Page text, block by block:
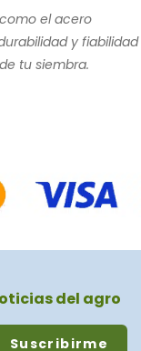
el acero
y fiabilidad
tu siembra.
del agro